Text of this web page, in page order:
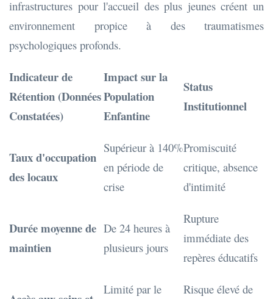
infrastructures pour l'accueil des plus jeunes créent un
environnement propice à des traumatismes
psychologiques profonds.
Indicateur de
Rétention (Données
Constatées)
Impact sur la
Population
Enfantine
Status
Institutionnel
Taux d'occupation
des locaux
Supérieur à 140%
en période de
crise
Promiscuité
critique, absence
d'intimité
Durée moyenne de
maintien
De 24 heures à
plusieurs jours
Rupture
immédiate des
repères éducatifs
Limité par le Risque élevé de